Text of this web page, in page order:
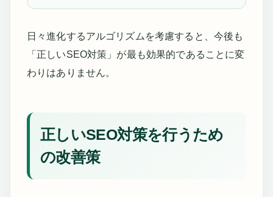
日々進化するアルゴリズムを考慮すると、今後も
「正しいSEO対策」が最も効果的であることに変
わりはありません。
正しいSEO対策を行うため
の改善策